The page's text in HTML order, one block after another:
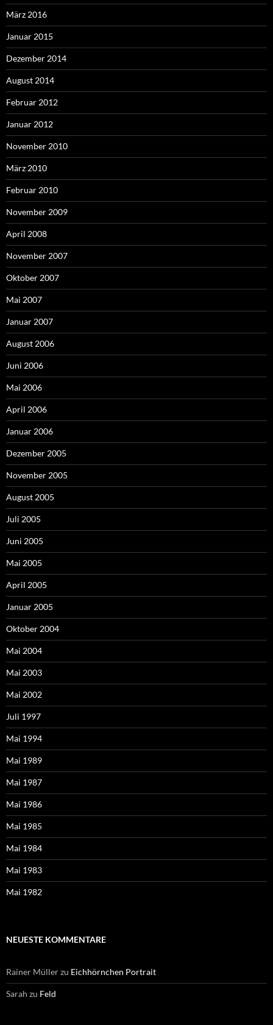
März 2016
Januar 2015
Dezember 2014
August 2014
Februar 2012
Januar 2012
November 2010
März 2010
Februar 2010
November 2009
April 2008
November 2007
Oktober 2007
Mai 2007
Januar 2007
August 2006
Juni 2006
Mai 2006
April 2006
Januar 2006
Dezember 2005
November 2005
August 2005
Juli 2005
Juni 2005
Mai 2005
April 2005
Januar 2005
Oktober 2004
Mai 2004
Mai 2003
Mai 2002
Juli 1997
Mai 1994
Mai 1989
Mai 1987
Mai 1986
Mai 1985
Mai 1984
Mai 1983
Mai 1982
NEUESTE KOMMENTARE
Rainer Müllerzu Eichhörnchen Portrait
Sarah zu Feld